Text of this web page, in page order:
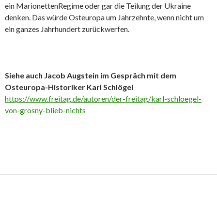
ein MarionettenRegime oder gar die Teilung der Ukraine
denken. Das würde Osteuropa um Jahrzehnte, wenn nicht um
ein ganzes Jahrhundert zurückwerfen.
Siehe auch Jacob Augstein im Gespräch mit dem
Osteuropa-Historiker Karl Schlögel
https://www.freitag.de/autoren/der-freitag/karl-schloegel-
von-grosny-blieb-nichts